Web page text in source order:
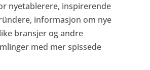
nyetablerere, inspirerende
informasjon om nye
bransjer og andre
med mer spissede